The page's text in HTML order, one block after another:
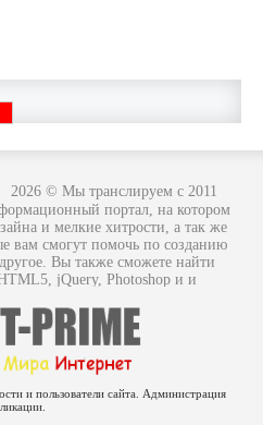
2026 © Мы транслируем с 2011
портал, на котором
и мелкие хитрости, а так же
вам смогут помочь по созданию
Вы также сможете найти
jQuery, Photoshop и и
интернет мира. Вся информация
исключительно в
в учении не кто не отменял
не знаешь: страшно, когда
и пользователи сайта. Администрация